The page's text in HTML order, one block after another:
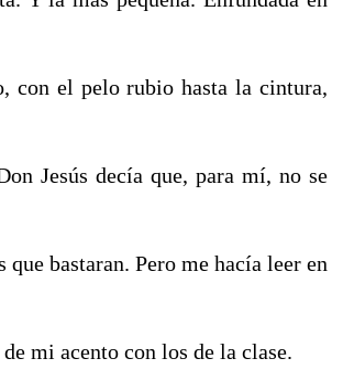
con el pelo rubio hasta la cintura,
Jesús decía que, para mí, no se
que bastaran. Pero me hacía leer en
mi acento con los de la clase.